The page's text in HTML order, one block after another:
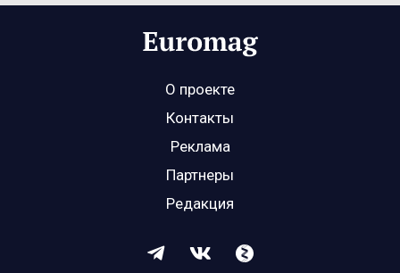
О проекте
Контакты
Реклама
Партнеры
Редакция